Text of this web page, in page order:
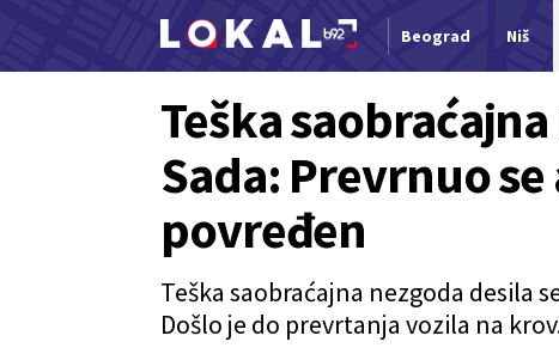
Beograd Niš
Teška
Sada: Prevrnuo
povređen
Teška saobraćajna nezgoda desila
Došlo je do prevrtanja vozila na